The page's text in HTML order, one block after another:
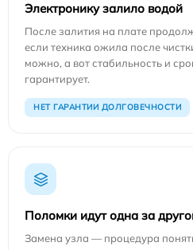
Электронику залило водой
После залития на плате
если техника ожила после
можно, а вот стабильность и
гарантирует.
НЕТ ГАРАНТИИ ДОЛГОВЕЧНОСТИ
Поломки идут одна за
Замена узла — процедура